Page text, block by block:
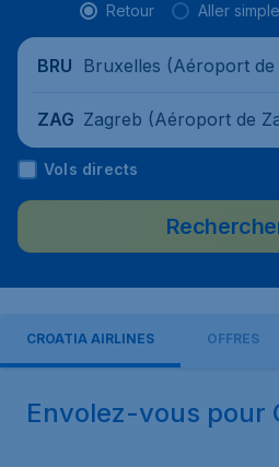
Retour Aller simple
BRU Bruxelles (Aéroport
ZAG Zagreb (Aéroport de
Vols directs
CROATIA AIRLINES OFFRES
Envolez-vous pour